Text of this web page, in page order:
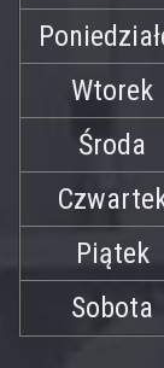
Wtorek
Środa
Piątek
Sobota